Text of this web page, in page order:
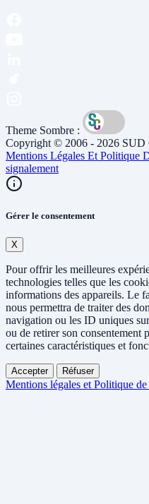
Theme Sombre :
Copyright © 2006 - 2026 SUD
Mentions Légales Et Politique
signalement
Gérer le consentement
X
Pour offrir les meilleures
technologies telles que les
informations des appareils. Le
nous permettra de traiter des
navigation ou les ID uniques
ou de retirer son consentement
certaines caractéristiques et
Accepter Réfuser
Mentions légales et Politique